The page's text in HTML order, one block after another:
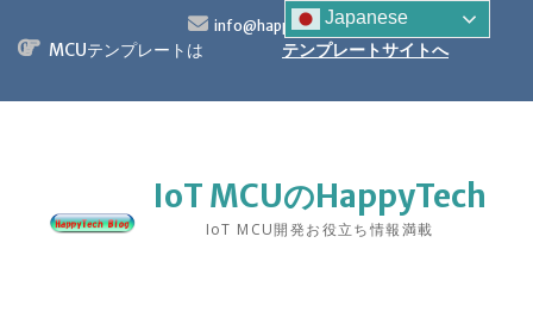
info@happytech.jp
MCUテンプレートは テンプレートサイトへ
IoT MCUのHappyTech
IoT MCU開発お役立ち情報満載
Japanese